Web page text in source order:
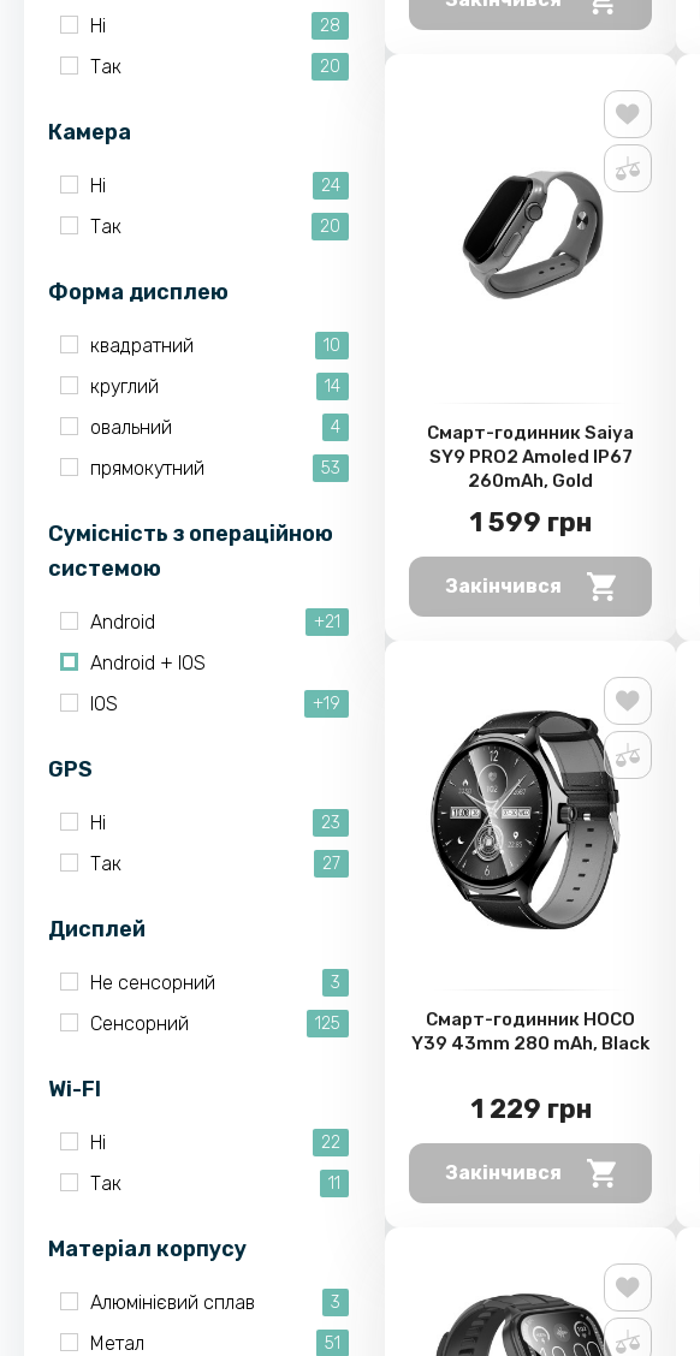
Ні 28
Так 20
Камера
Ні 24
Так 20
Форма дисплею
квадратний 10
круглий 14
овальний 4
прямокутний 53
Сумісність з операційною
системою
Android +21
Android + IOS
IOS
+19
GPS
Ні 23
Так 27
Дисплей
Не сенсорний 3
Сенсорний 125
Wi-FI
Ні 22
Так 11
Матеріал корпусу
Алюмінієвий сплав 3
Метал 51
Смарт-годинник Saiya
SY9 PRO2 Amoled IP67
260mAh, Gold
1 599 грн
Закінчився
Смарт-годинник HOCO
Y39 43mm 280 mAh, Black
1 229 грн
Закінчився